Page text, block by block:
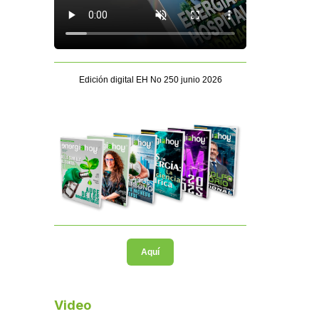
Edición digital EH No 250 junio 2026
Aquí
Video